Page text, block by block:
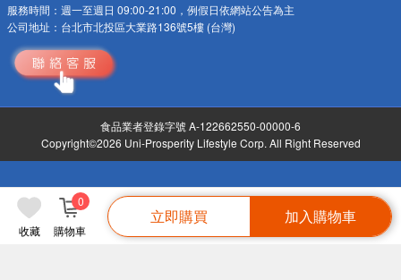
收藏 購物車
0
立即購買 加入購物車
服務時間： 週一至週日 09:00-21:00，例假日依網站公告為主
公司地址： 台北市北投區大業路136號5樓 (台灣)
食品業者登錄字號 A-122662550-00000-6
Copyright©2026 Uni-Prosperity Lifestyle Corp. All Right Reserved